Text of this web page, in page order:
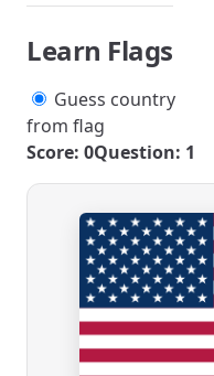
Learn Flags
Guess country
from flag
Score: 0Question: 1